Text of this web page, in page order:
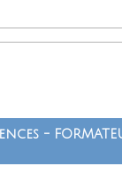
-